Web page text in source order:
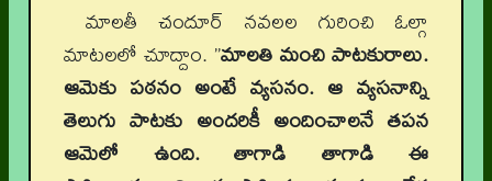
మాలతీ చందూర్ నవలల గురించి ఓల్గా
మాటలలో చూద్దాం. ”మాలతి మంచి పాటకురాలు.
ఆమెకు పఠనం అంటే వ్యసనం. ఆ వ్యసనాన్ని
తెలుగు పాటకు అందరికీ అందించాలనే తపన
ఆమెలో ఉంది. తాగాడి తాగాడి ఈ